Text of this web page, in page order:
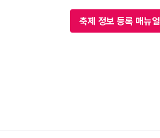
축제 정보 등록 매뉴얼